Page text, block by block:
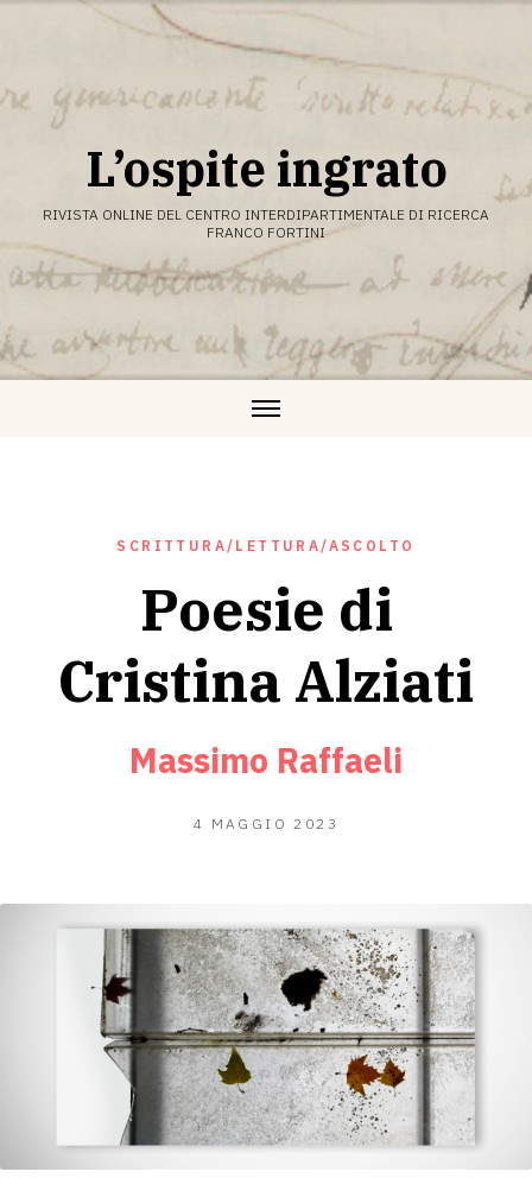
L’ospite ingrato
RIVISTA ONLINE DEL CENTRO INTERDIPARTIMENTALE DI RICERCA
FRANCO FORTINI
SCRITTURA/LETTURA/ASCOLTO
Poesie di
Cristina Alziati
Massimo Raffaeli
4 MAGGIO 2023